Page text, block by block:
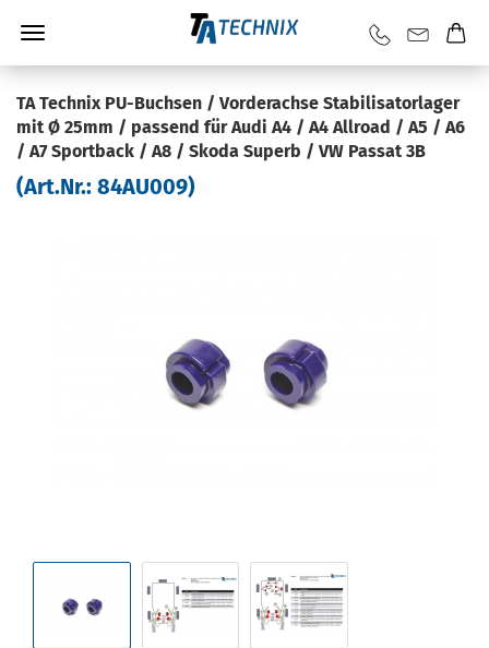
TA Tech­nix PU-​Buchsen / Vor­der­ach­se Sta­bi­li­sa­tor­la­ger
mit Ø 25mm / pas­send für Audi A4 / A4 All­road / A5 / A6
/ A7 Sport­back / A8 / Skoda Su­perb / VW Pas­sat 3B
(Art.Nr.: 84AU009)